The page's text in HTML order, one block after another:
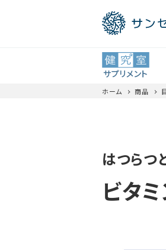
サプリメント
ビ
ホーム 商品
はつらつ
ビタ